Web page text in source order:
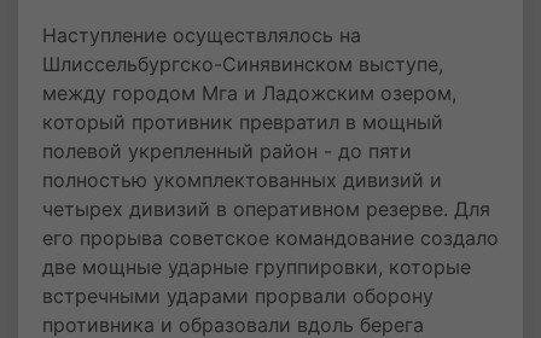
Наступление осуществлялось на
Шлиссельбургско-Синявинском выступе,
между городом Мга и Ладожским озером,
который противник превратил в мощный
полевой укрепленный район - до пяти
полностью укомплектованных дивизий и
четырех дивизий в оперативном резерве. Для
его прорыва советское командование создало
две мощные ударные группировки, которые
встречными ударами прорвали оборону
противника и образовали вдоль берега